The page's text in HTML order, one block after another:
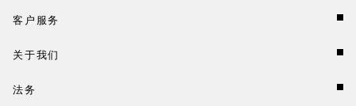
客户服务
关于我们
法务